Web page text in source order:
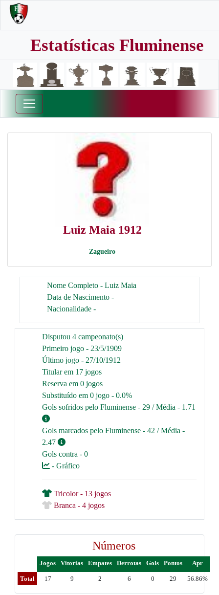
Estatísticas Fluminense
Luiz Maia 1912
Zagueiro
Nome Completo - Luiz Maia
Data de Nascimento -
Nacionalidade -
Disputou 4 campeonato(s)
Primeiro jogo - 23/5/1909
Último jogo - 27/10/1912
Titular em 17 jogos
Reserva em 0 jogos
Substituído em 0 jogo - 0.0%
Gols sofridos pelo Fluminense - 29 / Média - 1.71
Gols marcados pelo Fluminense - 42 / Média -
2.47
Gols contra - 0
- Gráfico
Tricolor - 13 jogos
Branca - 4 jogos
Números
Jogos Vitorias Empates Derrotas Gols Pontos Apr
Total 17 9 2 6 0 29 56.86%